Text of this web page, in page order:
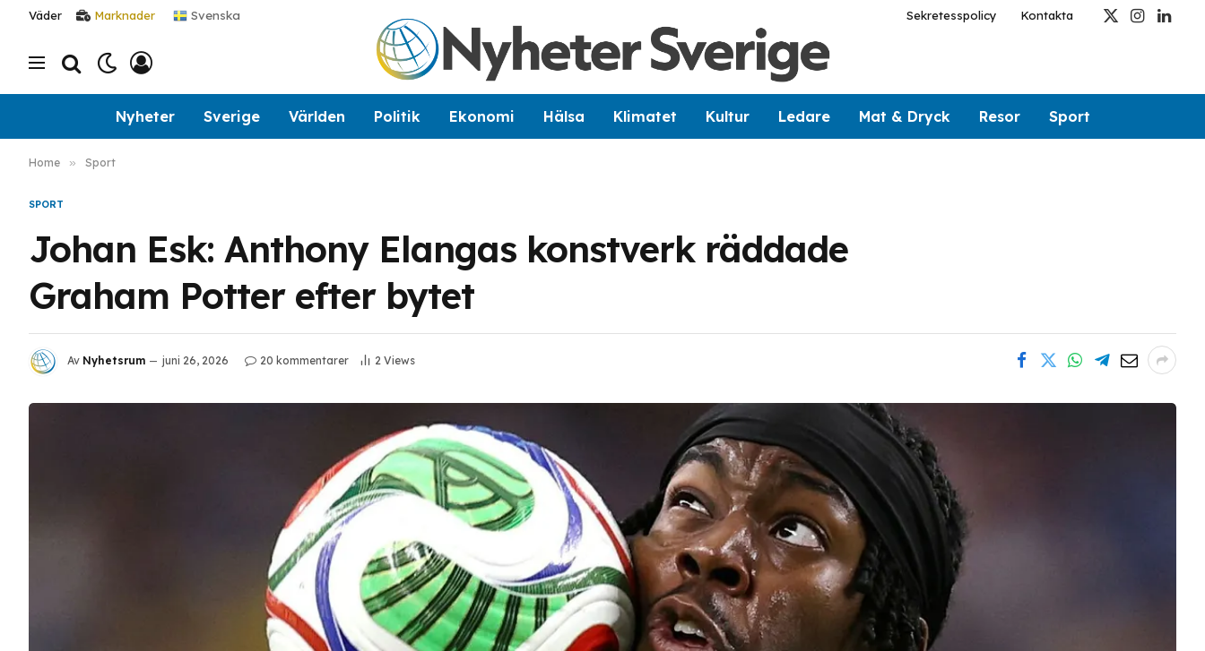
Väder Marknader Svenska Sekretesspolicy Kontakta
X
Instagram
Nyheter Sverige Världen Politik Ekonomi Hälsa Klimatet Kultur Ledare Mat & Dryck Resor Sport
Home » Sport
SPORT
Johan Esk: Anthony Elangas konstverk räddade
Graham Potter efter bytet
Av Nyhetsrum juni 26, 2026 20 kommentarer 2 Views